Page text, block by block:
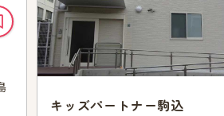
キッズパートナー駒込